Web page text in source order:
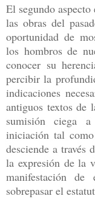
El segundo
las obras del
oportunidad de
los hombros de
conocer su
percibir la
indicaciones
antiguos textos de
sumisión ciega
iniciación tal
desciende a través
la expresión de la
manifestación
sobrepasar el